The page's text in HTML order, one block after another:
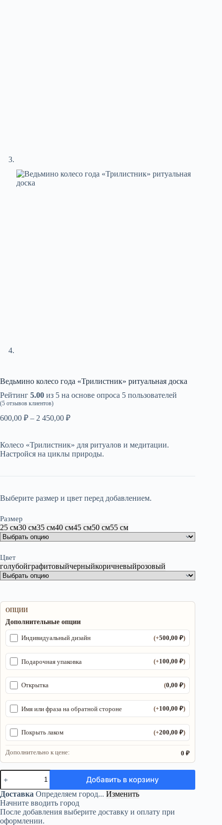
Ведьмино колесо года «Трилистник» ритуальная доска
Рейтинг 5.00 из 5 на основе опроса 5 пользователей
(5 отзывов клиентов)
600,00 ₽ – 2 450,00 ₽Диапазон
–
2
Колесо «Трилистник» для ритуалов и медитации.
Настройся на циклы природы.
Выберите размер и цвет перед добавлением.
Размер
25 см30 см35 см40 см45 см50 см55 см
Цвет
голубойграфитовыйчерныйкоричневыйрозовый
ОПЦИИ
Дополнительные опции
Индивидуальный дизайн (+500,00₽)
Подарочная упаковка (+100,00₽)
Открытка (0,00₽)
Имя или фраза на обратной стороне (+100,00₽)
Покрыть лаком (+200,00₽)
Дополнительно к цене: 0 ₽
Количество
товара
Ведьмино
колесо
года
«Трилистник»
Добавить в корзину
Доставка Определяем город... Изменить
Начните вводить город
После добавления выберите доставку и оплату при
оформлении.